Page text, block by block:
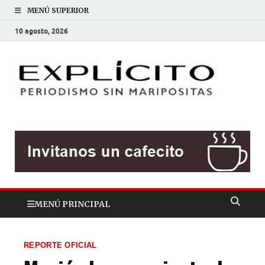
MENÚ SUPERIOR
10 agosto, 2026
MENÚ PRINCIPAL
REPORTE OFICIAL